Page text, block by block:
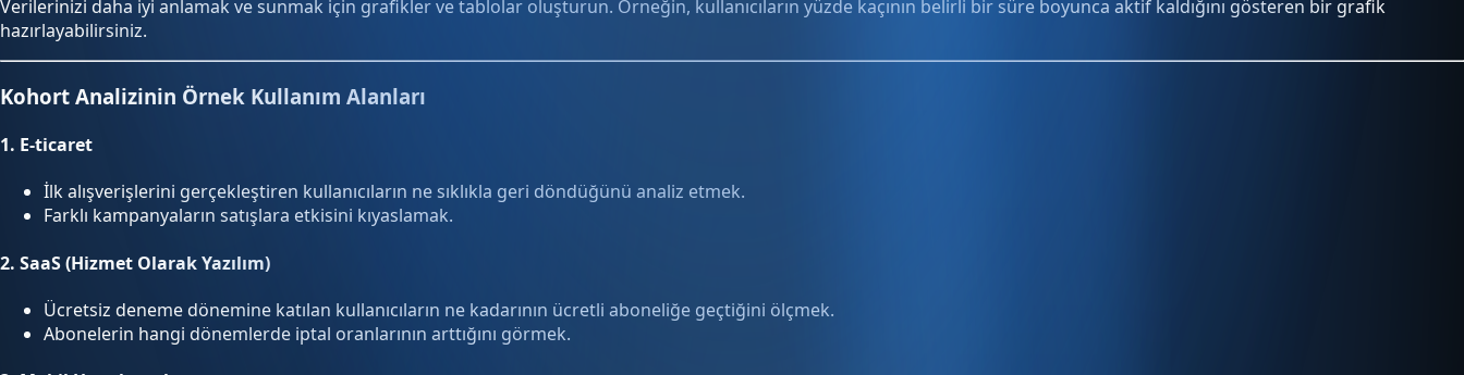
Verilerinizi daha iyi anlamak ve sunmak için grafikler ve tablolar oluşturun. Örneğin, kullanıcıların yüzde kaçının belirli bir süre boyunca aktif kaldığını gösteren bir grafik
hazırlayabilirsiniz.
Kohort Analizinin Örnek Kullanım Alanları
1. E-ticaret
İlk alışverişlerini gerçekleştiren kullanıcıların ne sıklıkla geri döndüğünü analiz etmek.
Farklı kampanyaların satışlara etkisini kıyaslamak.
2. SaaS (Hizmet Olarak Yazılım)
Ücretsiz deneme dönemine katılan kullanıcıların ne kadarının ücretli aboneliğe geçtiğini ölçmek.
Abonelerin hangi dönemlerde iptal oranlarının arttığını görmek.